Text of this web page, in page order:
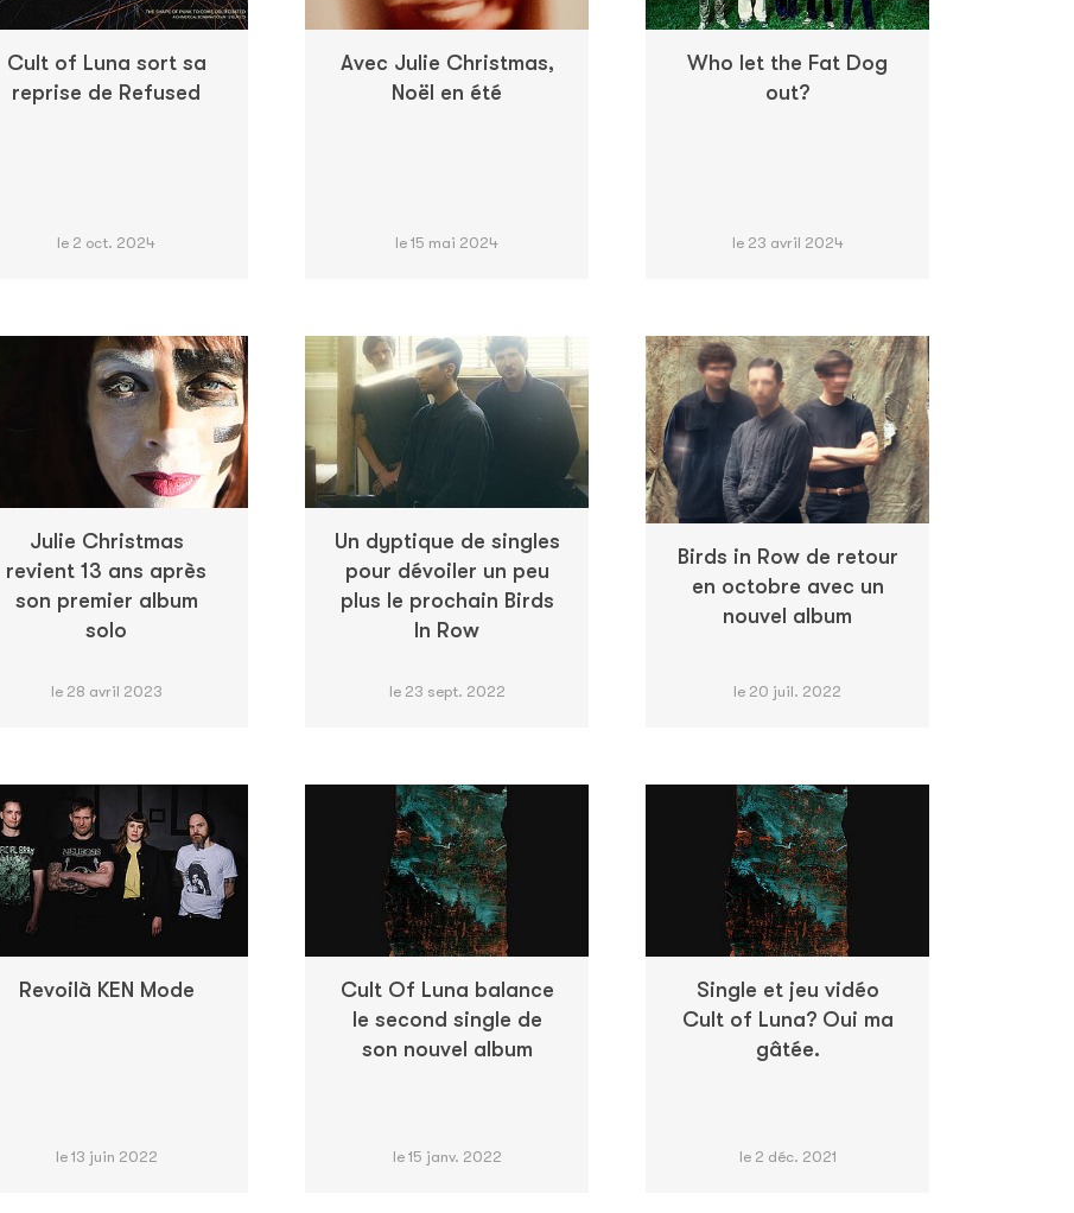
Cult of Luna sort sa
reprise de Refused
le 2 oct. 2024
Avec Julie Christmas,
Noël en été
le 15 mai 2024
Who let the Fat Dog
out?
le 23 avril 2024
Julie Christmas
revient 13 ans après
son premier album
solo
le 28 avril 2023
Un dyptique de singles
pour dévoiler un peu
plus le prochain Birds
In Row
le 23 sept. 2022
Birds in Row de retour
en octobre avec un
nouvel album
le 20 juil. 2022
Revoilà KEN Mode
le 13 juin 2022
Cult Of Luna balance
le second single de
son nouvel album
le 15 janv. 2022
Single et jeu vidéo
Cult of Luna? Oui ma
gâtée.
le 2 déc. 2021